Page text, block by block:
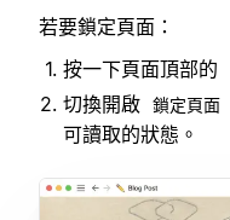
若要鎖定頁面：
按一下頁面頂部的
切換開啟 鎖定頁面
可讀取的狀態。